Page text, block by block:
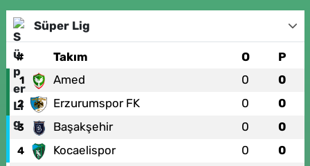
Süper Lig
# Takım O P
1 Amed 0 0
2 Erzurumspor FK 0 0
3 Başakşehir 0 0
4 Kocaelispor 0 0